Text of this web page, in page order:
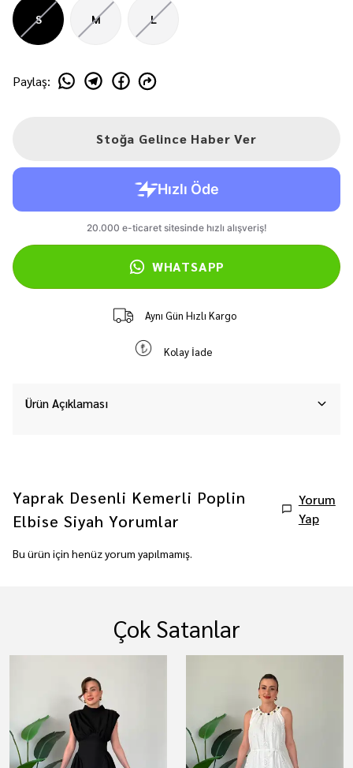
S M L
Paylaş:
Stoğa Gelince Haber Ver
WHATSAPP
Aynı Gün Hızlı Kargo
Kolay İade
Ürün Açıklaması
Yaprak Desenli Kemerli Poplin
Elbise Siyah Yorumlar
Yorum
Yap
Bu ürün için henüz yorum yapılmamış.
Çok Satanlar